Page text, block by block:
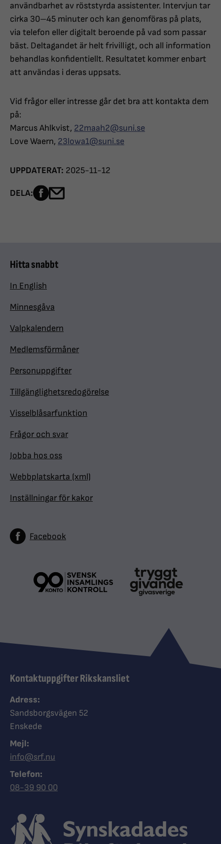
användbarhet av röststyrda assistenter. Intervjun tar
cirka 30–45 minuter och kan genomföras på plats,
via telefon eller digitalt beroende på vad som passar
bäst. Deltagandet är helt frivilligt, och all information
behandlas konfidentiellt. Resultatet kommer enbart
att användas i deras uppsats.
Vid frågor eller intresse går det bra att kontakta dem
på:
Marcus Ahlkvist, 22maah2@suni.se
Love Waern, 23lowa1@suni.se
UPPDATERAT: 2025-11-12
DELA: Dela sidan på Facebook
Hitta snabbt
In English
Minnesgåva
Valpkalendern
Medlemsförmåner
Personuppgifter
Tillgänglighetsredogörelse
Visselblåsarfunktion
Frågor och svar
Jobba hos oss
Webbplatskarta (xml)
Inställningar för kakor
Facebook
Kontaktuppgifter Rikskansliet
Adress:
Sandsborgsvägen 52
Enskede
Mejl:
info@srf.nu
Telefon:
Ring Synskadades riksförbund
08-39 90 00